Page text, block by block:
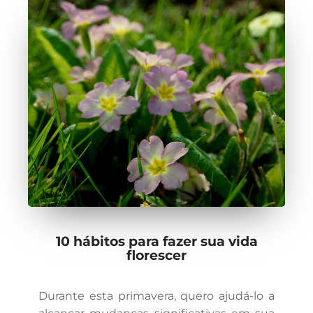
10 hábitos para fazer sua vida
florescer
Durante esta primavera, quero ajudá-lo a